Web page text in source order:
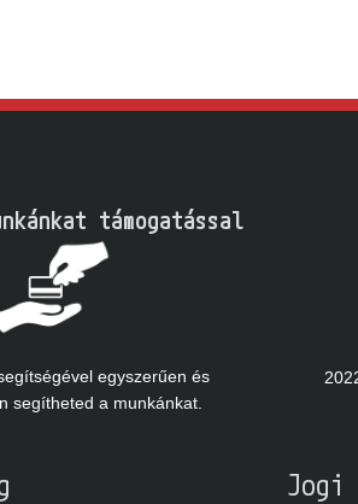
támogatással
egyszerűen és
segítheted a munkánkat.
Jogi